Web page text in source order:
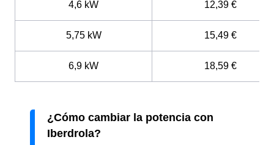
4,6 kW 12,39 €
5,75 kW 15,49 €
6,9 kW 18,59 €
¿Cómo cambiar la potencia con
Iberdrola?